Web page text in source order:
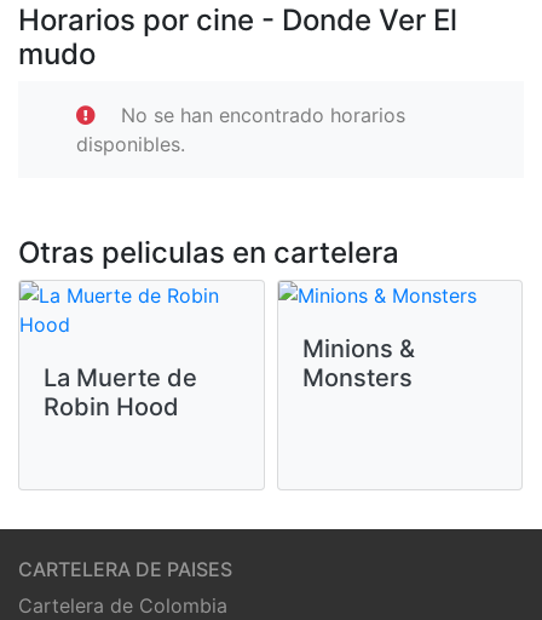
Horarios por cine - Donde Ver El
mudo
No se han encontrado horarios
disponibles.
Otras peliculas en cartelera
La Muerte de
Robin Hood
Minions &
Monsters
CARTELERA DE PAISES
Cartelera de Colombia